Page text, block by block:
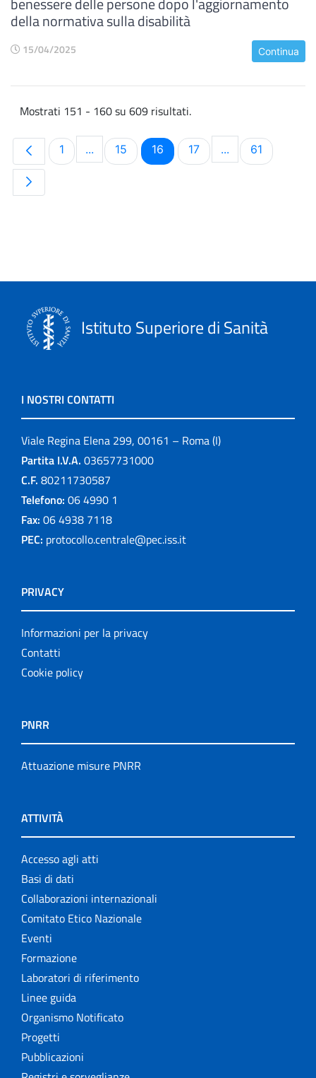
della normativa sulla disabilità
15/04/2025 Continua
Mostrati 151 - 160 su 609 risultati.
Pagina
1 ...Pagine intermedie Use TAB to navigate.
Pagina
15 Pagina
16 Pagina
17 ...PaginePagina
61
Istituto Superiore di Sanità
I NOSTRI CONTATTI
Viale Regina Elena 299, 00161 – Roma (I)
Partita I.V.A. 03657731000
C.F. 80211730587
Telefono: 06 4990 1
Fax: 06 4938 7118
PEC: protocollo.centrale@pec.iss.it
PRIVACY
Informazioni per la privacy
Contatti
Cookie policy
PNRR
Attuazione misure PNRR
ATTIVITÀ
Accesso agli atti
Basi di dati
Collaborazioni internazionali
Comitato Etico Nazionale
Eventi
Formazione
Laboratori di riferimento
Linee guida
Organismo Notificato
Progetti
Pubblicazioni